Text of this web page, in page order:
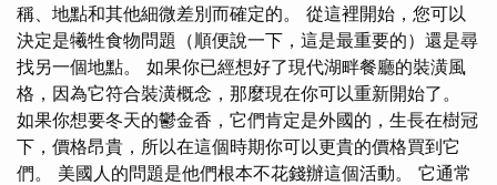
稱、地點和其他細微差別而確定的。 從這裡開始，您可以
決定是犧牲食物問題（順便說一下，這是最重要的）還是尋
找另一個地點。 如果你已經想好了現代湖畔餐廳的裝潢風
格，因為它符合裝潢概念，那麼現在你可以重新開始了。
如果你想要冬天的鬱金香，它們肯定是外國的，生長在樹冠
下，價格昂貴，所以在這個時期你可以更貴的價格買到它
們。 美國人的問題是他們根本不花錢辦這個活動。 它通常